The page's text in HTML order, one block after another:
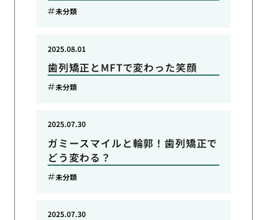
未分類
歯列矯正とMFTで変わった笑顔
2025.08.01
未分類
ガミースマイルと輪郭！歯列矯正で
どう変わる？
2025.07.30
未分類
2025.07.30